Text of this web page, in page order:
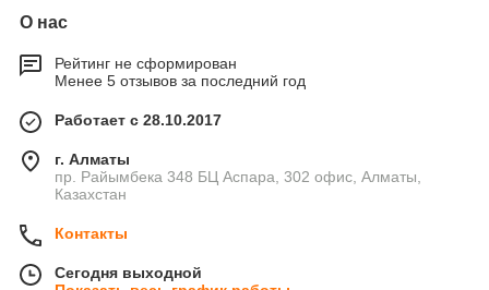
О нас
Рейтинг не сформирован
Менее 5 отзывов за последний год
Работает с 28.10.2017
г. Алматы
пр. Райымбека 348 БЦ Аспара, 302 офис, Алматы,
Казахстан
Контакты
Сегодня выходной